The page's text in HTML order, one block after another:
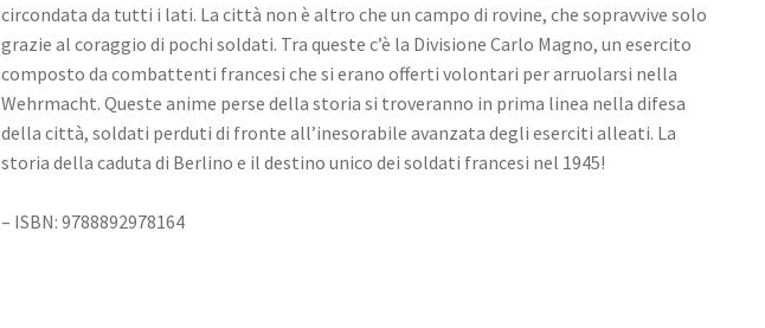
circondata da tutti i lati. La città non è altro che un campo di rovine, che sopravvive solo
grazie al coraggio di pochi soldati. Tra queste c’è la Divisione Carlo Magno, un esercito
composto da combattenti francesi che si erano offerti volontari per arruolarsi nella
Wehrmacht. Queste anime perse della storia si troveranno in prima linea nella difesa
della città, soldati perduti di fronte all’inesorabile avanzata degli eserciti alleati. La
storia della caduta di Berlino e il destino unico dei soldati francesi nel 1945!
– ISBN: 9788892978164